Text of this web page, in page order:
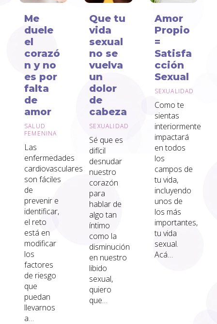
Me
duele
el
corazó
n y no
es por
falta
de
amor
SALUD
FEMENINA
Las
enfermedades
cardiovasculares
son fáciles
de
prevenir e
identificar,
el reto
está en
modificar
los
factores
de riesgo
que
puedan
llevarnos
a…
Que tu
vida
sexual
no se
vuelva
un
dolor
de
cabeza
SEXUALIDAD
Sé que es
difícil
desnudar
nuestro
corazón
para
hablar de
algo tan
íntimo
como la
disminución
en nuestro
libido
sexual,
quiero
que…
Amor
Propio
=
Satisfa
cción
Sexual
SEXUALIDAD
Como te
sientas
interiormente
impactará
en todos
los
campos de
tu vida,
incluyendo
unos de
los más
importantes,
tu vida
sexual.
Acá…